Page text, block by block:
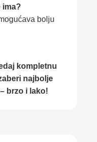
ima?
bolju
kompletnu
najbolje
brzo i lako!